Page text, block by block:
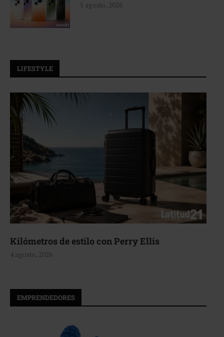
5 agosto, 2026
LIFESTYLE
Aerie, texturas que fluyen
4 agosto, 2026
EMPRENDEDORES